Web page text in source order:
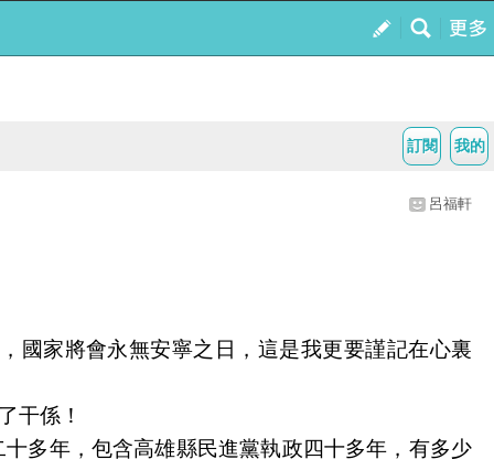
我的
訂閱
呂福軒
國家將會永無安寧之日，這是我更要謹記在心裏
干係！
多年，包含高雄縣民進黨執政四十多年，有多少